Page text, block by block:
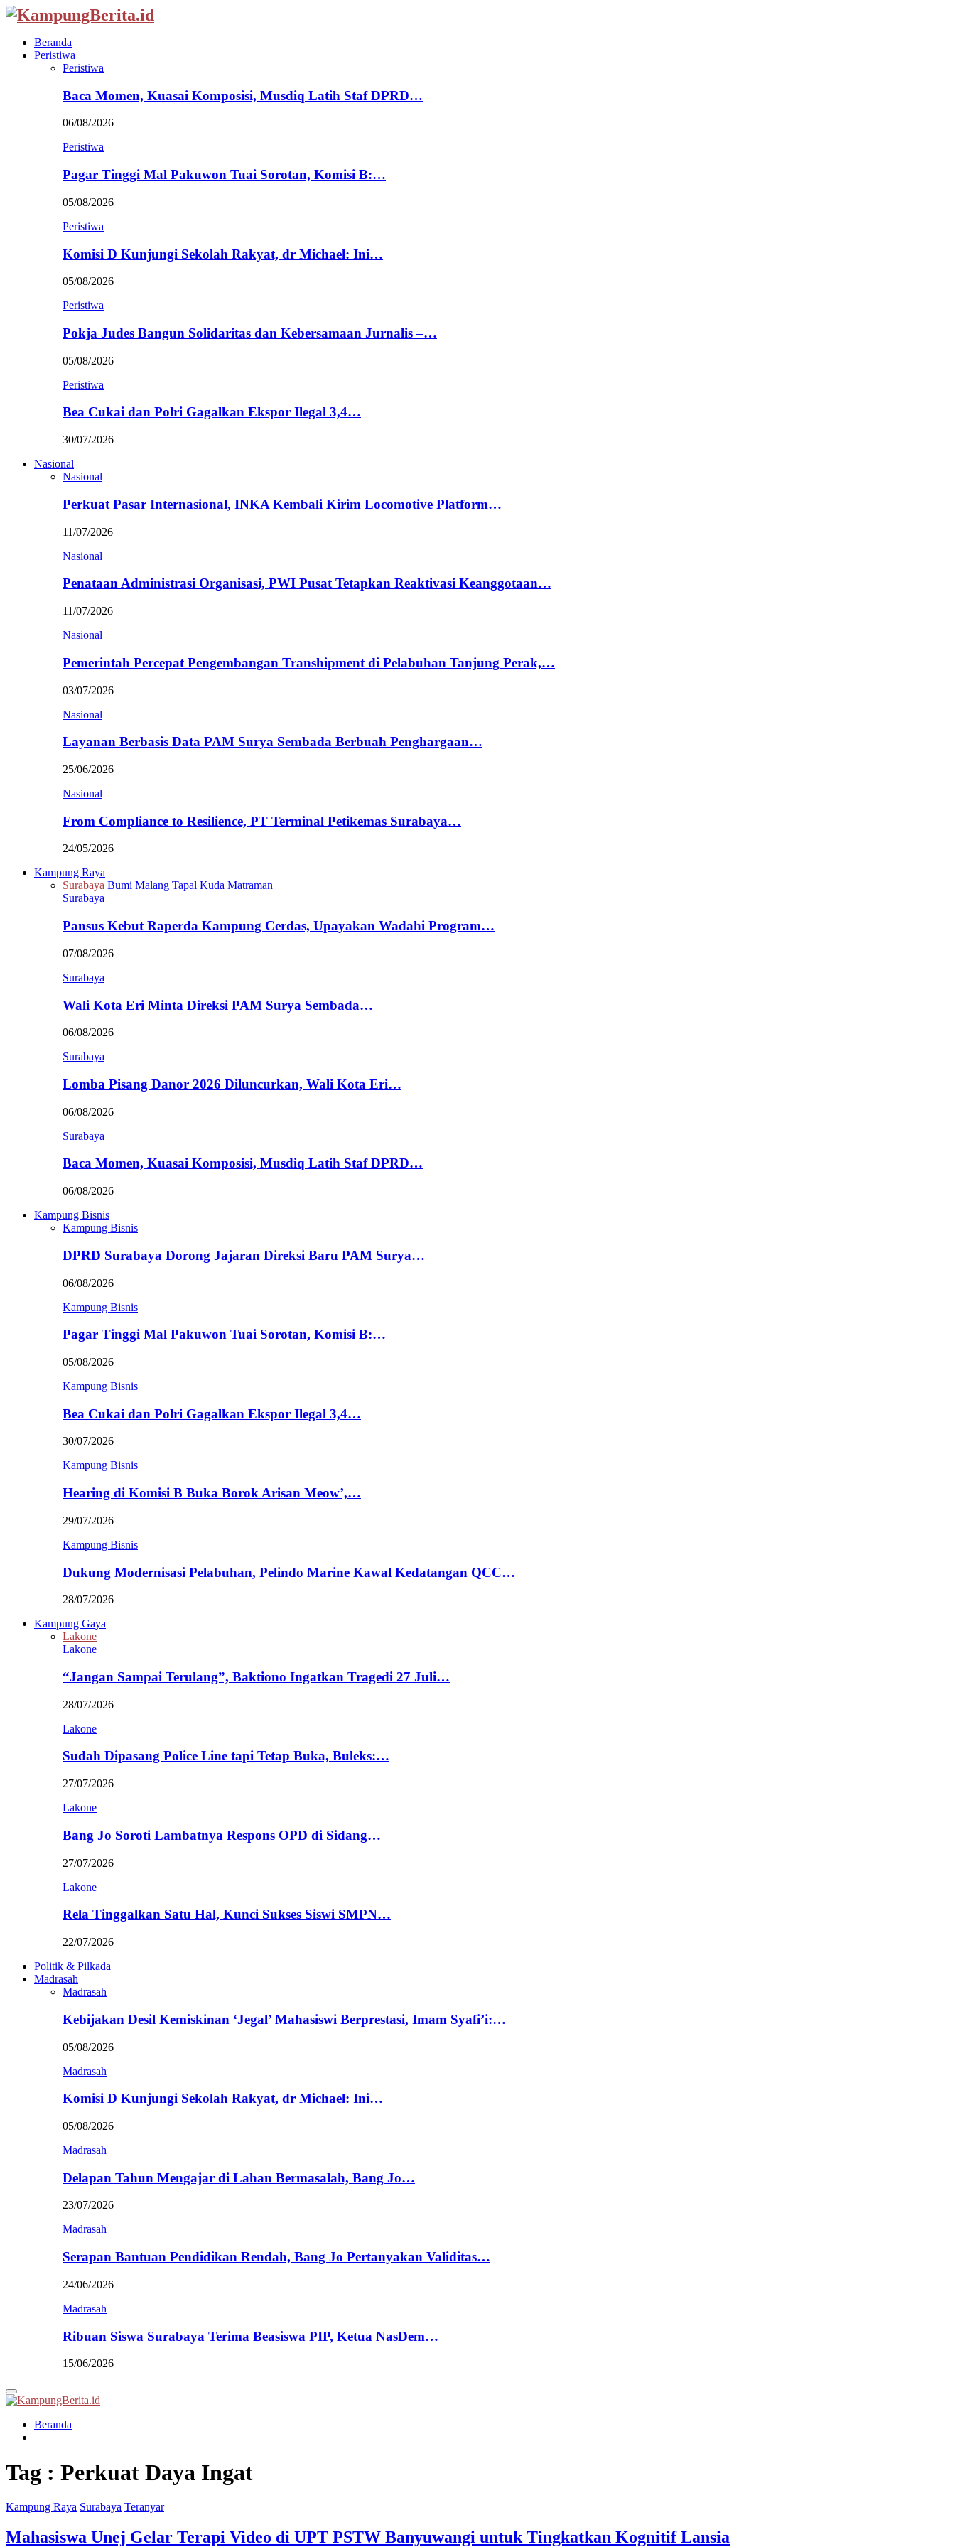
Beranda
Peristiwa
Peristiwa
Baca Momen, Kuasai Komposisi, Musdiq Latih Staf DPRD…
06/08/2026
Peristiwa
Pagar Tinggi Mal Pakuwon Tuai Sorotan, Komisi B:…
05/08/2026
Peristiwa
Komisi D Kunjungi Sekolah Rakyat, dr Michael: Ini…
05/08/2026
Peristiwa
Pokja Judes Bangun Solidaritas dan Kebersamaan Jurnalis –…
05/08/2026
Peristiwa
Bea Cukai dan Polri Gagalkan Ekspor Ilegal 3,4…
30/07/2026
Nasional
Nasional
Perkuat Pasar Internasional, INKA Kembali Kirim Locomotive Platform…
11/07/2026
Nasional
Penataan Administrasi Organisasi, PWI Pusat Tetapkan Reaktivasi Keanggotaan…
11/07/2026
Nasional
Pemerintah Percepat Pengembangan Transhipment di Pelabuhan Tanjung Perak,…
03/07/2026
Nasional
Layanan Berbasis Data PAM Surya Sembada Berbuah Penghargaan…
25/06/2026
Nasional
From Compliance to Resilience, PT Terminal Petikemas Surabaya…
24/05/2026
Kampung Raya
Surabaya Bumi Malang Tapal Kuda Matraman
Surabaya
Pansus Kebut Raperda Kampung Cerdas, Upayakan Wadahi Program…
07/08/2026
Surabaya
Wali Kota Eri Minta Direksi PAM Surya Sembada…
06/08/2026
Surabaya
Lomba Pisang Danor 2026 Diluncurkan, Wali Kota Eri…
06/08/2026
Surabaya
Baca Momen, Kuasai Komposisi, Musdiq Latih Staf DPRD…
06/08/2026
Kampung Bisnis
Kampung Bisnis
DPRD Surabaya Dorong Jajaran Direksi Baru PAM Surya…
06/08/2026
Kampung Bisnis
Pagar Tinggi Mal Pakuwon Tuai Sorotan, Komisi B:…
05/08/2026
Kampung Bisnis
Bea Cukai dan Polri Gagalkan Ekspor Ilegal 3,4…
30/07/2026
Kampung Bisnis
Hearing di Komisi B Buka Borok Arisan Meow’,…
29/07/2026
Kampung Bisnis
Dukung Modernisasi Pelabuhan, Pelindo Marine Kawal Kedatangan QCC…
28/07/2026
Kampung Gaya
Lakone
Lakone
“Jangan Sampai Terulang”, Baktiono Ingatkan Tragedi 27 Juli…
28/07/2026
Lakone
Sudah Dipasang Police Line tapi Tetap Buka, Buleks:…
27/07/2026
Lakone
Bang Jo Soroti Lambatnya Respons OPD di Sidang…
27/07/2026
Lakone
Rela Tinggalkan Satu Hal, Kunci Sukses Siswi SMPN…
22/07/2026
Politik & Pilkada
Madrasah
Madrasah
Kebijakan Desil Kemiskinan ‘Jegal’ Mahasiswi Berprestasi, Imam Syafi’i:…
05/08/2026
Madrasah
Komisi D Kunjungi Sekolah Rakyat, dr Michael: Ini…
05/08/2026
Madrasah
Delapan Tahun Mengajar di Lahan Bermasalah, Bang Jo…
23/07/2026
Madrasah
Serapan Bantuan Pendidikan Rendah, Bang Jo Pertanyakan Validitas…
24/06/2026
Madrasah
Ribuan Siswa Surabaya Terima Beasiswa PIP, Ketua NasDem…
15/06/2026
Primary
Menu
Beranda
Tag : Perkuat Daya Ingat
Kampung Raya Surabaya Teranyar
Mahasiswa Unej Gelar Terapi Video di UPT PSTW Banyuwangi untuk Tingkatkan Kognitif Lansia